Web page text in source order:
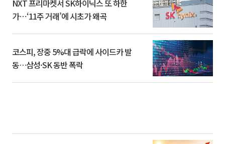
NXT 프리마켓서 SK하이닉스 또 하한
가⋯‘11주 거래’에 시초가 왜곡
코스피, 장중 5%대 급락에 사이드카 발
동…삼성·SK 동반 폭락